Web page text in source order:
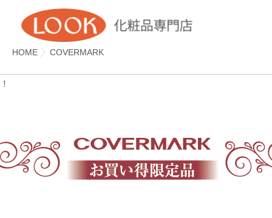
HOME COVERMARK
！